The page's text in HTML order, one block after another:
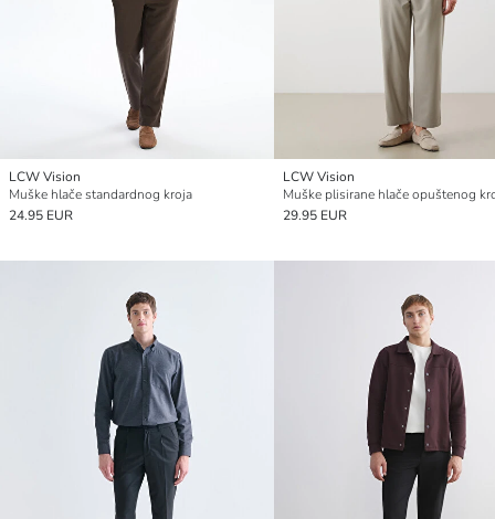
LCW Vision
Muške hlače standardnog kroja
24.95 EUR
LCW Vision
Muške plisirane hlače opuštenog
29.95 EUR